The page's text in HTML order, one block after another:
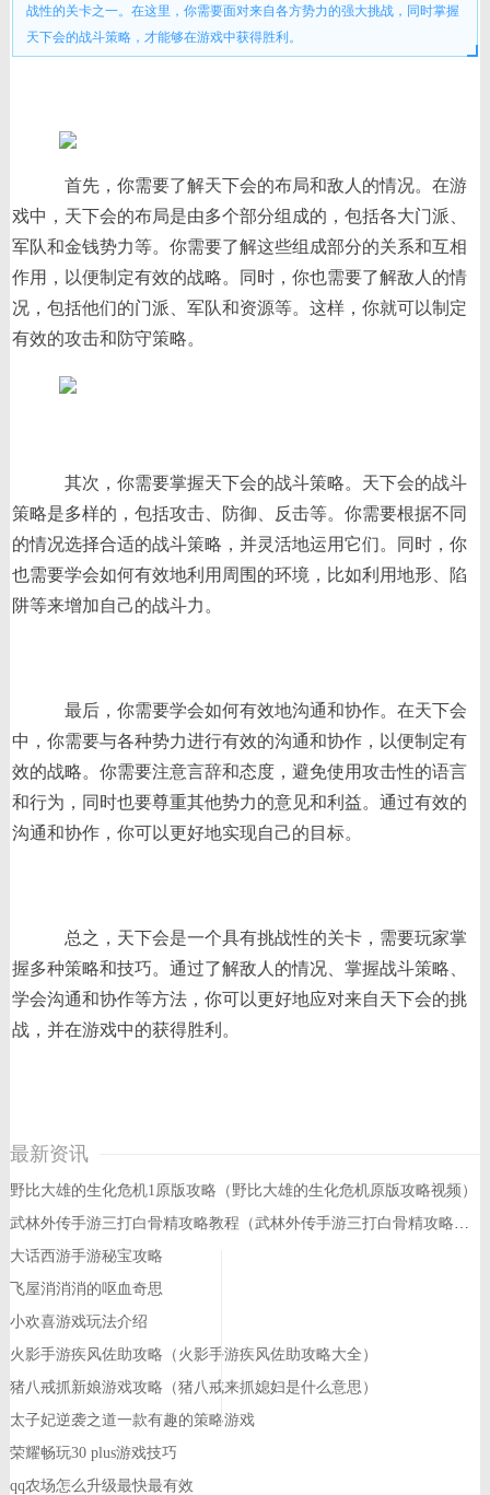
战性的关卡之一。在这里，你需要面对来自各方势力的强大挑战，同时掌握
天下会的战斗策略，才能够在游戏中获得胜利。
首先，你需要了解天下会的布局和敌人的情况。在游
戏中，天下会的布局是由多个部分组成的，包括各大门派、
军队和金钱势力等。你需要了解这些组成部分的关系和互相
作用，以便制定有效的战略。同时，你也需要了解敌人的情
况，包括他们的门派、军队和资源等。这样，你就可以制定
有效的攻击和防守策略。
其次，你需要掌握天下会的战斗策略。天下会的战斗
策略是多样的，包括攻击、防御、反击等。你需要根据不同
的情况选择合适的战斗策略，并灵活地运用它们。同时，你
也需要学会如何有效地利用周围的环境，比如利用地形、陷
阱等来增加自己的战斗力。
最后，你需要学会如何有效地沟通和协作。在天下会
中，你需要与各种势力进行有效的沟通和协作，以便制定有
效的战略。你需要注意言辞和态度，避免使用攻击性的语言
和行为，同时也要尊重其他势力的意见和利益。通过有效的
沟通和协作，你可以更好地实现自己的目标。
总之，天下会是一个具有挑战性的关卡，需要玩家掌
握多种策略和技巧。通过了解敌人的情况、掌握战斗策略、
学会沟通和协作等方法，你可以更好地应对来自天下会的挑
战，并在游戏中的获得胜利。
最新资讯
野比大雄的生化危机1原版攻略（野比大雄的生化危机原版攻略视频）
武林外传手游三打白骨精攻略教程（武林外传手游三打白骨精攻略教程大全）
大话西游手游秘宝攻略
飞屋消消消的呕血奇思
小欢喜游戏玩法介绍
火影手游疾风佐助攻略（火影手游疾风佐助攻略大全）
猪八戒抓新娘游戏攻略（猪八戒来抓媳妇是什么意思）
太子妃逆袭之道一款有趣的策略游戏
荣耀畅玩30 plus游戏技巧
qq农场怎么升级最快最有效